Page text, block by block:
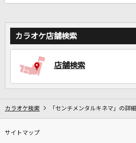
カラオケ店舗検索
店舗検索
カラオケ検索 「センチメンタルキネマ」の詳細
サイトマップ